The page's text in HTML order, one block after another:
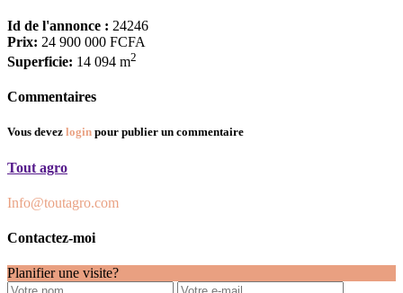
Id de l'annonce : 24246
Prix: 24 900 000 FCFA
Superficie: 14 094 m2
Commentaires
Vous devez login pour publier un commentaire
Tout agro
Info@toutagro.com
Contactez-moi
Planifier une visite?